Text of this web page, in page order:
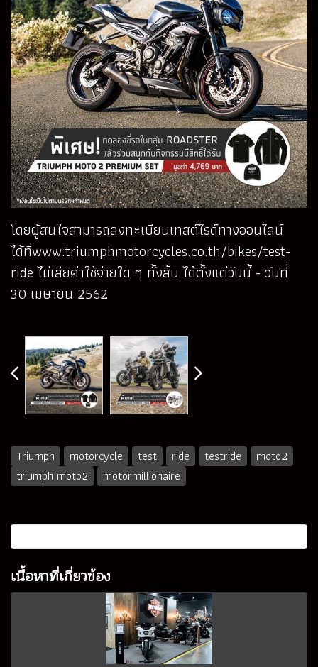
โดยผู้สนใจสามารถลงทะเบียนเทสต์ไรด์ทางออนไลน์
ได้ที่www.triumphmotorcycles.co.th/bikes/test-
rideไม่เสียค่าใช้จ่ายใด ๆ ทั้งสิ้น ได้ตั้งแต่วันนี้ - วันที่
30 เมษายน 2562
Triumph motorcycle test ride testride
moto2
triumph moto2
motormillionaire
เนื้อหาที่เกี่ยวข้อง